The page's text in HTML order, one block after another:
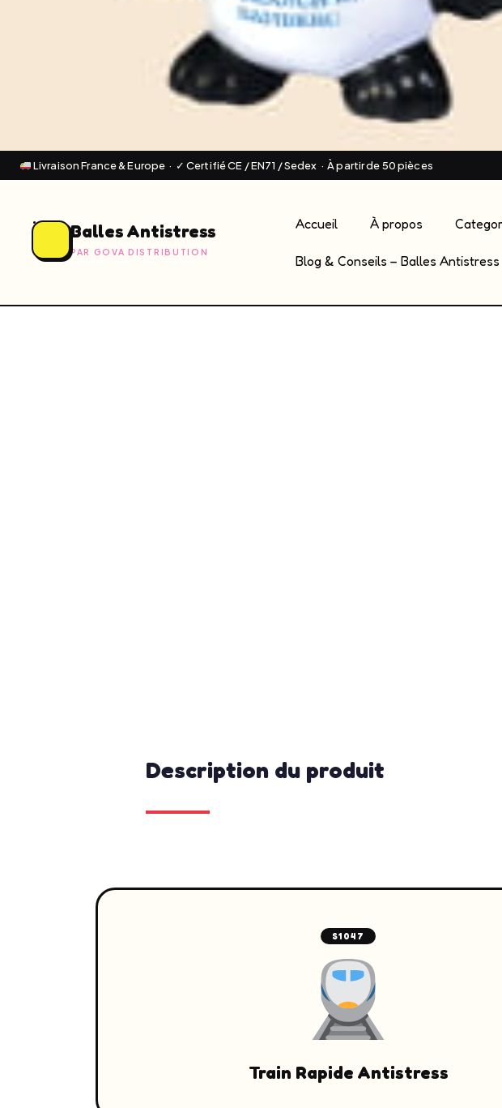
Livraison France & Europe · ✓ Certifié CE / EN71 / Sedex · À partir de 50 pièces
Balles Antistress
PAR GOVA DISTRIBUTION
Accueil À propos
Blog & Conseils – Balles Antistress
Description du produit
S1047
Train Rapide Antistress